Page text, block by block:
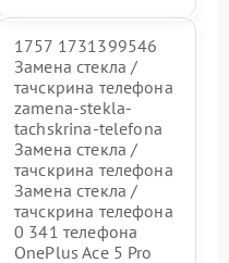
1757 1731399546
Замена стекла /
тачскрина телефона
zamena-stekla-
tachskrina-telefona
Замена стекла /
тачскрина телефона
Замена стекла /
тачскрина телефона
0 341 телефона
OnePlus Ace 5 Pro